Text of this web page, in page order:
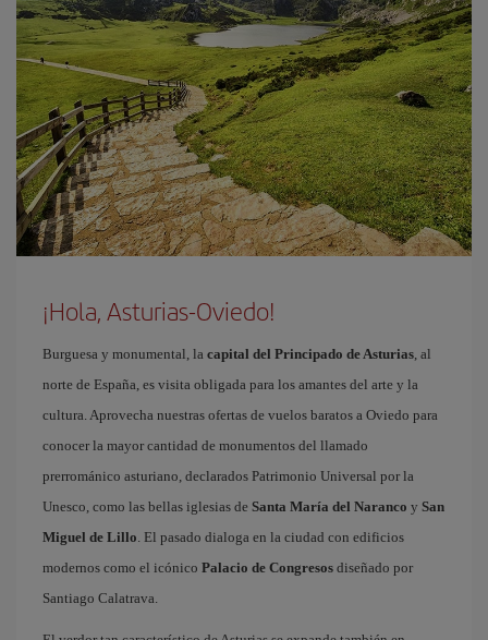
¡Hola, Asturias-Oviedo!
Burguesa y monumental, la capital del Principado de Asturias, al
norte de España, es visita obligada para los amantes del arte y la
cultura. Aprovecha nuestras ofertas de vuelos baratos a Oviedo para
conocer la mayor cantidad de monumentos del llamado
prerrománico asturiano, declarados Patrimonio Universal por la
Unesco, como las bellas iglesias de Santa María del Naranco y San
Miguel de Lillo. El pasado dialoga en la ciudad con edificios
modernos como el icónico Palacio de Congresos diseñado por
Santiago Calatrava.